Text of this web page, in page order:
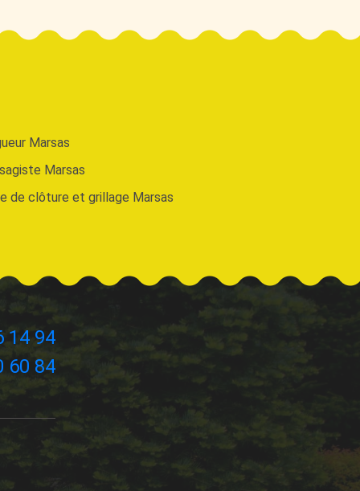
Marsas
Marsas
de clôture et grillage Marsas
14 94
60 84